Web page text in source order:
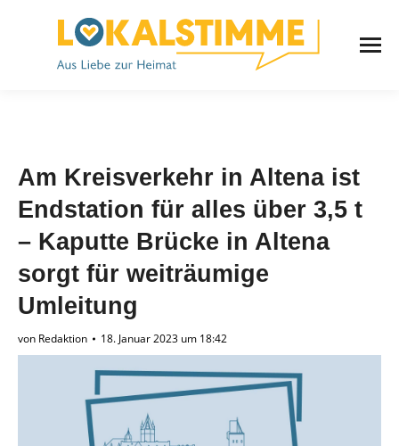
Am Kreisverkehr in Altena ist
Endstation für alles über 3,5 t
– Kaputte Brücke in Altena
sorgt für weiträumige
Umleitung
von Redaktion 18. Januar 2023 um 18:42